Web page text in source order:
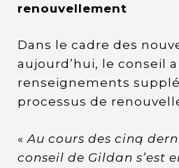
renouvellement
Dans le cadre des
aujourd’hui, le conseil
renseignements
processus de
« Au cours des cinq
conseil de Gildan s’est